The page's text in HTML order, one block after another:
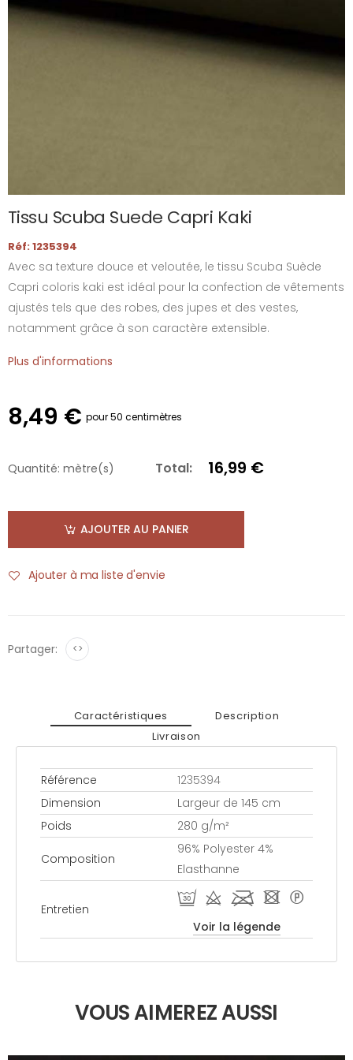
Tissu Scuba Suede Capri Kaki
Réf: 1235394
Avec sa texture douce et veloutée, le tissu Scuba Suède
Capri coloris kaki est idéal pour la confection de vêtements
ajustés tels que des robes, des jupes et des vestes,
notamment grâce à son caractère extensible.
Plus d'informations
8,49 € pour 50 centimètres
Quantité: mètre(s) Total: 16,99 €
AJOUTER AU PANIER
Ajouter à ma liste d'envie
Partager: <>
Caractéristiques
Description
Livraison
Référence
1235394
Dimension
Largeur de 145 cm
Poids
280 g/m²
Composition
96% Polyester 4%
Elasthanne
Entretien
R d l - *
Voir la légende
VOUS AIMEREZ AUSSI